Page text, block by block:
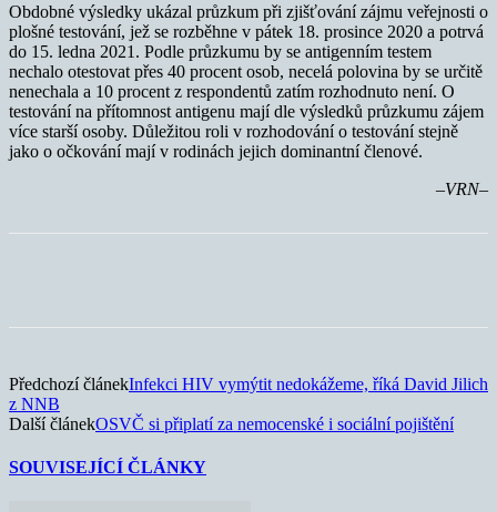
Obdobné výsledky ukázal průzkum při zjišťování zájmu veřejnosti o
plošné testování, jež se rozběhne v pátek 18. prosince 2020 a potrvá
do 15. ledna 2021. Podle průzkumu by se antigenním testem
nechalo otestovat přes 40 procent osob, necelá polovina by se určitě
nenechala a 10 procent z respondentů zatím rozhodnuto není. O
testování na přítomnost antigenu mají dle výsledků průzkumu zájem
více starší osoby. Důležitou roli v rozhodování o testování stejně
jako o očkování mají v rodinách jejich dominantní členové.
–VRN–
Předchozí článekInfekci HIV vymýtit nedokážeme, říká David Jilich
z NNB
Další článekOSVČ si připlatí za nemocenské i sociální pojištění
SOUVISEJÍCÍ ČLÁNKY